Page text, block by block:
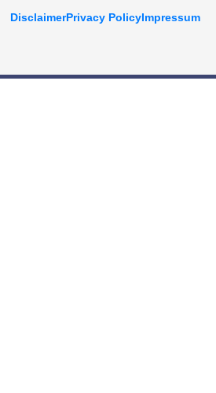
DisclaimerPrivacy PolicyImpressum